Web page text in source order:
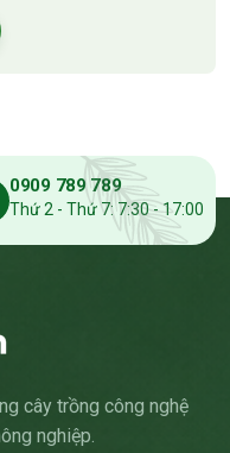
0909 789 789
Thứ 2 - Thứ 7: 7:30 - 17:00
cây trồng công nghệ
nghiệp.